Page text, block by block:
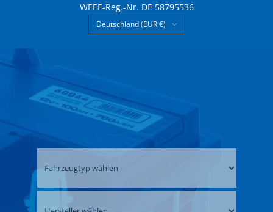
Land/Region
Deutschland (EUR €)
WEEE-Reg.-Nr. DE 58795536